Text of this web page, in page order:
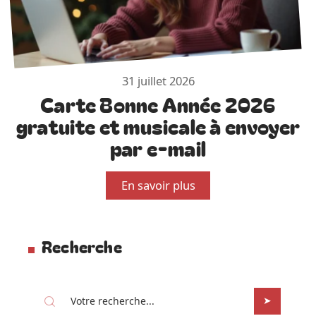
31 juillet 2026
Carte Bonne Année 2026
gratuite et musicale à envoyer
par e-mail
En savoir plus
Recherche